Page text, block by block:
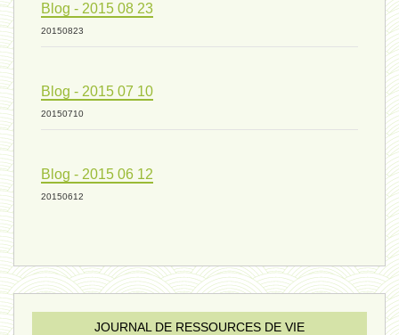
humain 06 - 6 août 2024
sous-groupe humain - 27 juillet
riche - 25 juillet 2024
Blog - 2015 08 23
20150823
Blog - 2015 07 10
20150710
Blog - 2015 06 12
20150612
JOURNAL DE RESSOURCES DE VIE